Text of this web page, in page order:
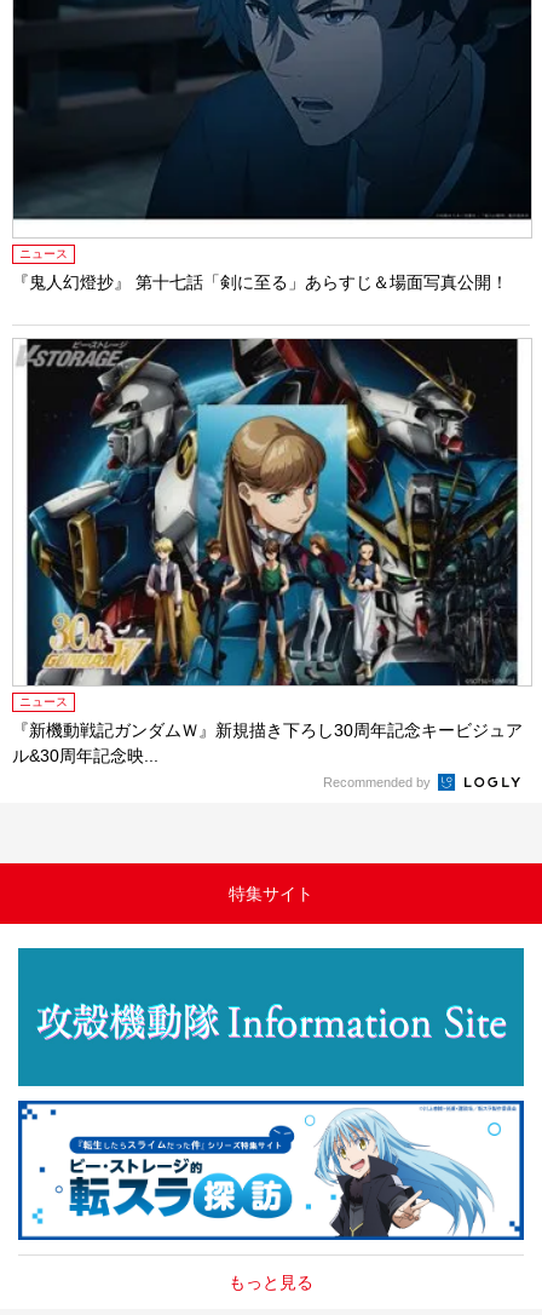
ニュース
『鬼人幻燈抄』 第十七話「剣に至る」あらすじ＆場面写真公開！
ニュース
『新機動戦記ガンダムＷ』新規描き下ろし30周年記念キービジュア
ル&30周年記念映...
Recommended by
特集サイト
もっと見る